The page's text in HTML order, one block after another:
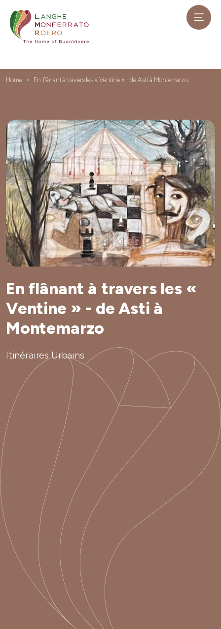
Home En flânant à travers les « Ventine » - de Asti à Montemarzo
En flânant à travers les «
Ventine » - de Asti à
Montemarzo
Itinéraires Urbains